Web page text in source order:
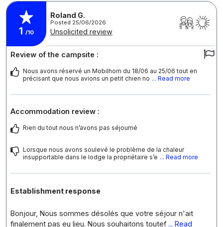
1 /10
Roland G.
Posted 25/06/2026
Unsolicited review
Review of the campsite :
Nous avons réservé un Mobilhom du 18/06 au 25/06 tout en
précisant que nous avions un petit chien no ... Read more
Accommodation review :
Rien du tout nous n’avons pas séjourné
Lorsque nous avons soulevé le problème de la chaleur
insupportable dans le lodge la propriétaire s’e ... Read more
Establishment response
Bonjour, Nous sommes désolés que votre séjour n'ait
finalement pas eu lieu. Nous souhaitons toutef ... Read